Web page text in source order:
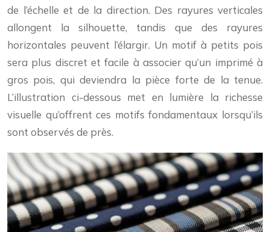
de l’échelle et de la direction. Des rayures verticales
allongent la silhouette, tandis que des rayures
horizontales peuvent l’élargir. Un motif à petits pois
sera plus discret et facile à associer qu’un imprimé à
gros pois, qui deviendra la pièce forte de la tenue.
L’illustration ci-dessous met en lumière la richesse
visuelle qu’offrent ces motifs fondamentaux lorsqu’ils
sont observés de près.